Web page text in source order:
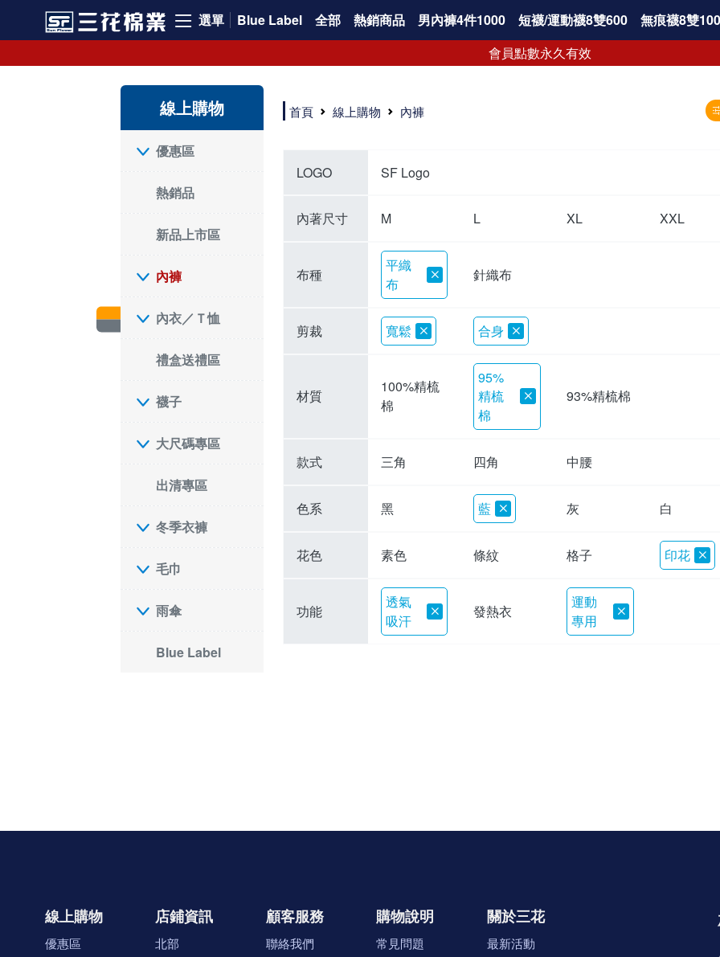
選單 Blue Label 全部 熱銷商品 男內褲4件1000 短襪/運動襪8雙600 無痕襪8雙
會員點數永久有效
線上購物
優惠區
熱銷品
新品上市區
內褲
內衣／Ｔ恤
禮盒送禮區
襪子
大尺碼專區
出清專區
冬季衣褲
毛巾
雨傘
Blue Label
選擇內褲、平口褲、純棉內褲首重品質。舒適、透氣的內褲、平口褲、純棉內褲能影響健康，須謹慎挑選。三花內褲透氣不悶，值得信賴！
三花內褲、平口褲、純棉內褲50年來持續升級，符合人體工學設計，柔軟無勒痕的鬆緊帶。三花內褲是肌膚好友，口碑熱銷！
選擇內褲首重品質。三花內褲50年來不斷升級，證明其卓越品質。符合人體工學剪裁，柔軟無痕鬆緊帶，是必買首選。兼具品質與外型，與肌膚零感接觸，穿著舒適，看來有質感。三花內褲設計獨特，質料優良，專業剪裁，呵護肌膚。新鮮高品質棉材製成，多款選擇，耐洗耐穿，三花內褲絕對首選。
"內褲購買及使用經驗網友來信分享 近年來，我經常在大型連鎖賣場如佳瑪、美華泰等地看到三花內褲的展示。最近一兩年，甚至百貨公司及街頭店鋪都開始大量出現三花專櫃或專賣店。我猜測，這應該是三花在營運策略上的調整，才使得這些改變成為現實。 本來，三花內褲一直是消費者選購內褲時的熱門選項之一。內褲櫃點的增多使我更加注意到這個品牌，因此我在選購內褲時，特意多研究了一下三花內褲的設計。 先從內褲外層包裝談起，有些內褲有PP袋包裝，有些則沒有。雖然這是一件小事，但我發現朋友們中有人會介意內褲包裝沒有PP袋。他們認為沒有PP袋會使包裝不夠精美。對我來說，有PP袋確實能提升包裝的精緻度，但內褲不裝PP袋其實也算是環保。所以，這就看每個人對內褲包裝的需求和感受了。 每次購買內褲時，我都會特別帶一件五片式剪裁的內褲。三花的平口內褲被稱為全國第一件五片式剪裁內褲，這話應該不是隨便說說的，畢竟三花是一個擁有超過50年歷史的老品牌，專注於研發和改良內褲。當初，我覺得這種設計有些花俏，只是圖個新鮮買來試試，結果發現內褲多一片真的有其優勢，尤其是減少了內褲卡屁的次數。雖然這個狀況不可能完全消失，但大大增加了穿著的舒適度。 三花內褲的價格也在我能接受的範圍內，因此它逐漸成為我的心頭好。此外，內褲選購時的另一個重要因素是鬆緊帶。看內褲是否舊了，第一眼通常看鬆緊帶。故意或不小心露出內褲褲頭的時候，印象分數也是由鬆緊帶決定的。 很多內褲品牌強調鬆緊帶的造型及花樣，這類內褲非常適合一些特殊場合，如單身聯誼或約會時穿著，能夠加分不少。日常使用的內褲則建議選擇鬆緊帶不易鬆垮的，花樣其次。三花特別強調內褲鬆緊帶的耐洗度，而其他品牌鮮少提及這一點。 分場合選擇內褲是我的習慣。特殊場合內褲要講究一點，但平日則需要選擇鬆緊帶有保障的內褲。畢竟，內褲是每天陪伴我們超過12個小時的衣物，找到適合自己且耐洗耐穿高CP值的內褲才是最明智的選擇。 內褲畢竟是消耗品，定期更換非常重要。如果內褲沾染到髒污或處於潮濕的環境，就不應該撐太久。這是因為內褲長期接觸身體的重要部位，所以選擇和保養都要謹慎。 以上是我個人的內褲使用分享，並非業配，不代表任何人的立場。內褲還是要以自身體驗最為準確。希望大家都能找到適合自己的內褲，並多多支持台灣品牌。"
首頁 線上購物 內褲
LOGO SF Logo
內著尺寸 M L XL XXL
布種
平織
布
針織布
剪裁 寬鬆 合身
材質
100%精梳
棉
95%
精梳
棉
93%精梳棉
款式 三角 四角 中腰
色系 黑 藍 灰 白
花色 素色 條紋 格子 印花
功能
透氣
吸汗
發熱衣
運動
專用
線上購物
優惠區
店鋪資訊
北部
顧客服務
聯絡我們
購物說明
常見問題
關於三花
最新活動